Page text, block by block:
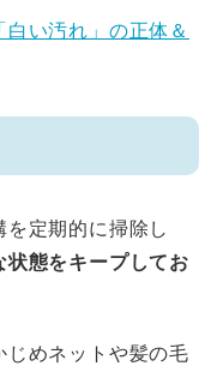
い汚れ」の正体＆
定期的に掃除し
態をキープしてお
めネットや髪の毛